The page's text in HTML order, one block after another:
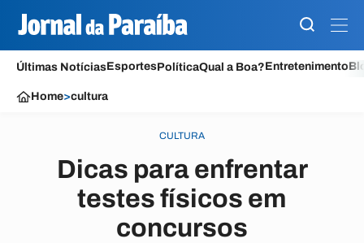
Últimas NotíciasEsportesPolíticaQual a Boa?Entretenimento
Home>cultura
CULTURA
Dicas para enfrentar
testes físicos em
concursos